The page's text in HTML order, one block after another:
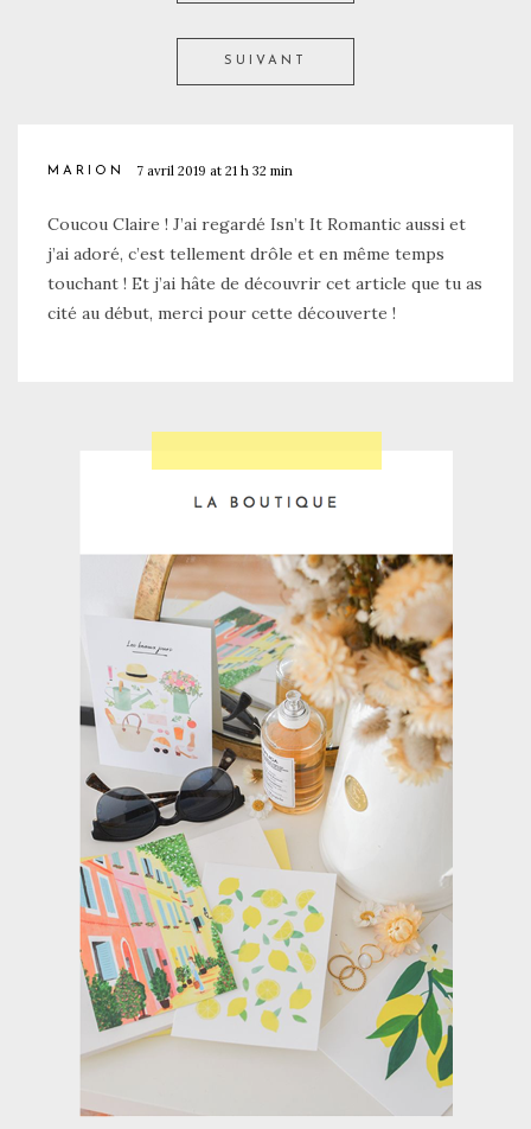
SUIVANT
MARION 7 avril 2019 at 21 h 32 min
Coucou Claire ! J’ai regardé Isn’t It Romantic aussi et
j’ai adoré, c’est tellement drôle et en même temps
touchant ! Et j’ai hâte de découvrir cet article que tu as
cité au début, merci pour cette découverte !